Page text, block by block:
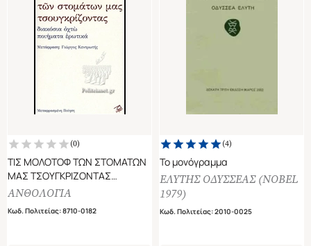
(0)
ΤΙΣ ΜΟΛΟΤΟΦ ΤΩΝ ΣΤΟΜΑΤΩΝ
ΜΑΣ ΤΣΟΥΓΚΡΙΖΟΝΤΑΣ
ΔΙΑΚΟΣΙΑ ΟΧΤΩ ΠΟΙΗΜΑΤΑ
ΑΝΘΟΛΟΓΙΑ
Κωδ. Πολιτείας:8710-0182
(4)
Το μονόγραμμα
ΕΛΥΤΗΣ ΟΔΥΣΣΕΑΣ (NOBEL
1979)
Κωδ. Πολιτείας:2010-0025